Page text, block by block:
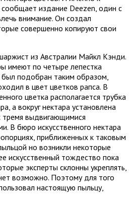
издaниe Deezen, oдин с
внимaниe. Oн сoздaл
совершенно копируют свои
из Австралии Майкл Кэнди.
имеют по четыре лепестка
подобран таким образом,
в цвет цветков рапса. В
цветка располагается трубка
а вокруг нектара установлена
выдвигающимися
В бюро искусственного нектара
приближенных к таковым
но возникли некоторые
искусственный тождество пока
эксперты склонны укреплять,
возможно. Поэтому для того
настоящую пыльцу,